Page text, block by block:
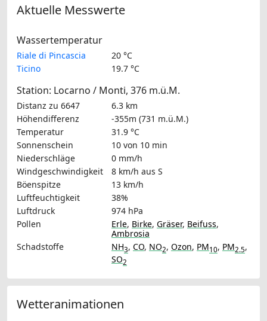
Aktuelle Messwerte
Wassertemperatur
Riale di Pincascia
20 °C
Ticino
19.7 °C
Station: Locarno / Monti, 376 m.ü.M.
Distanz zu 6647
6.3 km
Höhendifferenz
-355m (731 m.ü.M.)
Temperatur
31.9 °C
Sonnenschein
10 von 10 min
Niederschläge
0 mm/h
Windgeschwindigkeit
8 km/h aus S
Böenspitze
13 km/h
Luftfeuchtigkeit
38%
Luftdruck
974 hPa
Pollen
Erle, Birke, Gräser, Beifuss,
Ambrosia
Schadstoffe
NH3, CO, NO2, Ozon, PM10, PM2.5,
SO2
Wetteranimationen